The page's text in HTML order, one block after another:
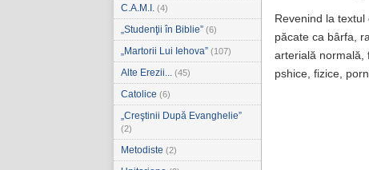
C.A.M.I. (4)
„Studenţii în Biblie” (6)
„Martorii Lui Iehova” (107)
Alte Erezii... (45)
Catolice (6)
„Creştinii După Evanghelie”
(2)
Metodiste (2)
Revenind la textul
păcate ca bârfa,
arterială normală,
pshice, fizice,